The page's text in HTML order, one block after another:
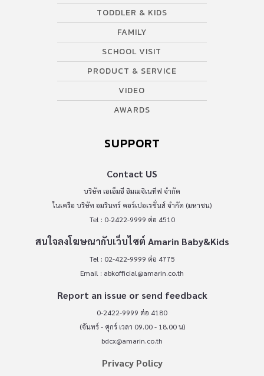
TODDLER & KIDS
FAMILY
SCHOOL VISIT
PRODUCT & SERVICE
VIDEO
AWARDS
SUPPORT
Contact US
บริษัท เอเอ็มอี อิมเมจิเนทีฟ จำกัด
ในเครือ บริษัท อมรินทร์ คอร์เปอเรชั่นส์ จำกัด (มหาชน)
Tel : 0-2422-9999 ต่อ 4510
สนใจลงโฆษณากับเว็บไซต์ Amarin Baby&Kids
Tel : 02-422-9999 ต่อ 4775
Email : abkofficial@amarin.co.th
Report an issue or send feedback
0-2422-9999 ต่อ 4180
(จันทร์ - ศุกร์ เวลา 09.00 - 18.00 น)
bdcx@amarin.co.th
Privacy Policy